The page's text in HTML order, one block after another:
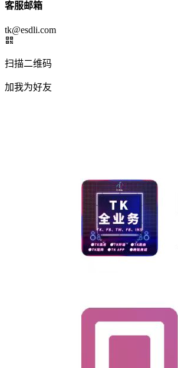
客服邮箱
tk@esdli.com
扫描二维码
加我为好友